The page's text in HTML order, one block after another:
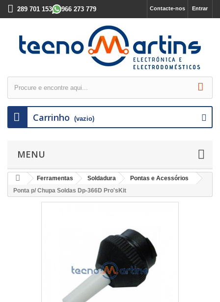
Entrar
Contacte-nos
289 701 153 966 273 779
Carrinho (vazio)
MENU
Ferramentas Soldadura
Pontas e Acessórios
Ponta p/ Chupa Soldas Dp-366D Pro'sKit